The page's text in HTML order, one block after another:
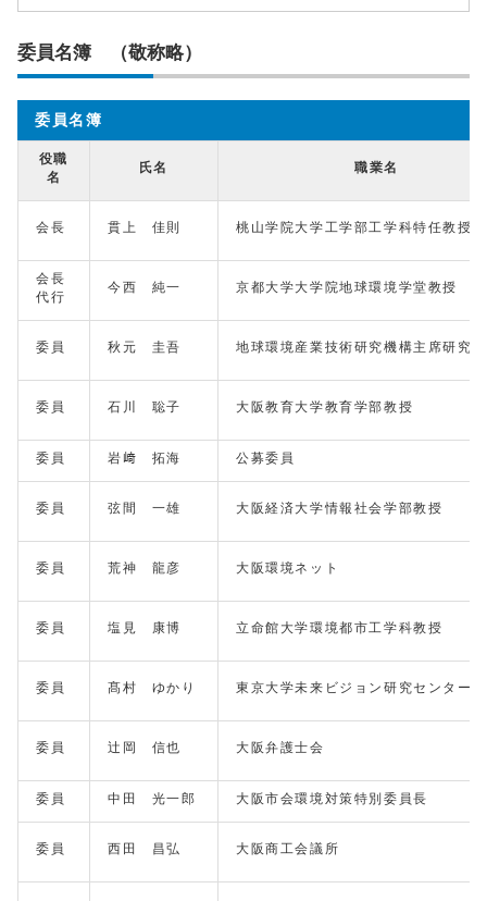
委員名簿 （敬称略）
委員名簿
役職
名
氏名 職業名
会長 貫上 佳則 桃山学院大学工学部工学科特任教授
会長
代行
今西 純一 京都大学大学院地球環境学堂教授
委員 秋元 圭吾 地球環境産業技術研究機構主席研究員
委員 石川 聡子 大阪教育大学教育学部教授
委員 岩﨑 拓海 公募委員
委員 弦間 一雄 大阪経済大学情報社会学部教授
委員 荒神 龍彦 大阪環境ネット
委員 塩見 康博 立命館大学環境都市工学科教授
委員 髙村 ゆかり 東京大学未来ビジョン研究センター
委員 辻岡 信也 大阪弁護士会
委員 中田 光一郎 大阪市会環境対策特別委員長
委員 西田 昌弘 大阪商工会議所